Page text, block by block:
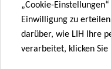
„Cookie-
Einwilligung zu
darüber, wie LIH Ihre
verarbeitet, klicken Sie